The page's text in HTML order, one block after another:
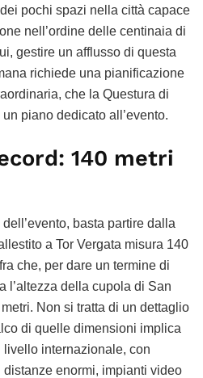
pochi spazi nella città capace
nell’ordine delle centinaia di
gestire un afflusso di questa
richiede una pianificazione
che la Questura di
piano dedicato all’evento.
140 metri
basta partire dalla
a Tor Vergata misura 140
che, per dare un termine di
l’altezza della cupola di San
Non si tratta di un dettaglio
di quelle dimensioni implica
internazionale, con
enormi, impianti video